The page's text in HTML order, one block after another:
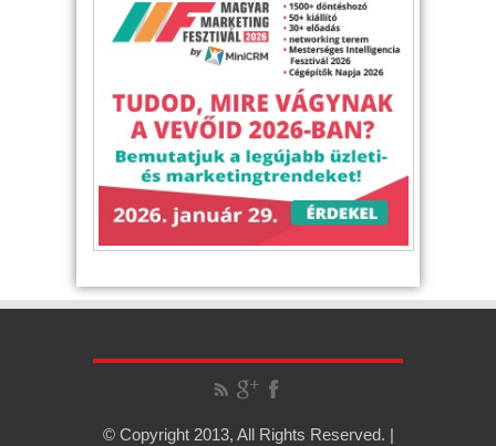
© Copyright 2013, All Rights Reserved. |